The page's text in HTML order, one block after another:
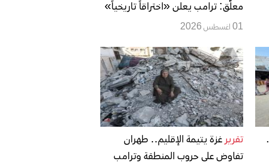
معلّق: ترامب يعلن «اختراقاً تاريخياً»
ونتنياهو يختبر حدود الضغط الأميركي
01 اغسطس 2026
تقرير غزة يتيمة الإقليم.. طهران
تفاوض على حروب المنطقة وترامب